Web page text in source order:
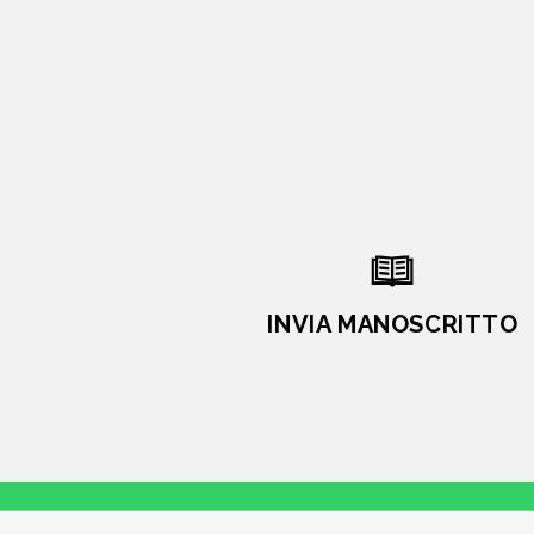
INVIA MANOSCRITTO